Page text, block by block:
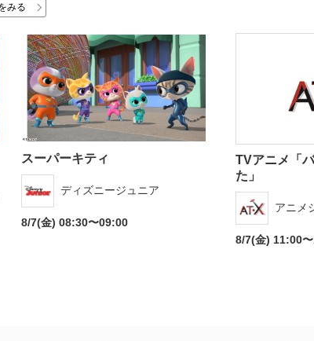
みる
スーパーキティ
ディズニージュニア
8/7(金) 08:30〜09:00
TVアニメ「
た」
アニメ
8/7(金) 11:00